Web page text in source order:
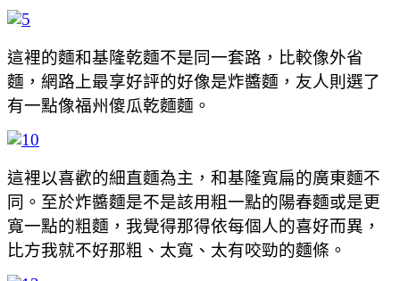
這裡的麵和基隆乾麵不是同一套路，比較像外省
麵，網路上最享好評的好像是炸醬麵，友人則選了
有一點像福州傻瓜乾麵麵。
這裡以喜歡的細直麵為主，和基隆寬扁的廣東麵不
同。至於炸醬麵是不是該用粗一點的陽春麵或是更
寬一點的粗麵，我覺得那得依每個人的喜好而異，
比方我就不好那粗、太寬、太有咬勁的麵條。